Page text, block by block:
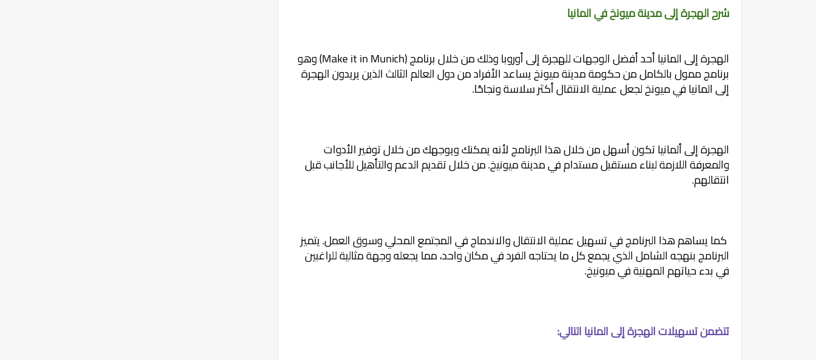
شرح الهجرة إلى مدينة ميونخ في المانيا
الهجرة إلى المانيا أحد أفضل الوجهات للهجرة إلى أوروبا وذلك من خلال برنامج (Make it in Munich) وهو
برنامج ممول بالكامل من حكومة مدينة ميونخ يساعد الأفراد من دول العالم الثالث الذين يريدون الهجرة
إلى المانيا في ميونخ لجعل عملية الانتقال أكثر سلاسة ونجاحًا.
الهجرة إلى ألمانيا تكون أسهل من خلال هذا البرنامج لأنه يمكنك ويوجهك من خلال توفير الأدوات
والمعرفة اللازمة لبناء مستقبل مستدام في مدينة ميونيخ. من خلال تقديم الدعم والتأهيل للأجانب قبل
انتقالهم.
كما يساهم هذا البرنامج في تسهيل عملية الانتقال والاندماج في المجتمع المحلي وسوق العمل. يتميز
البرنامج بنهجه الشامل الذي يجمع كل ما يحتاجه الفرد في مكان واحد، مما يجعله وجهة مثالية للراغبين
في بدء حياتهم المهنية في ميونيخ.
تتضمن تسهيلات الهجرة إلى المانيا التالي: